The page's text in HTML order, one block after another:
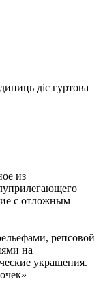
діє гуртова
из
с отложным
репсовой
на
украшения.